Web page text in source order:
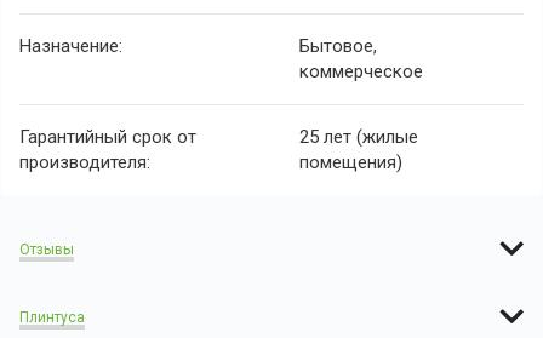
Назначение:
Бытовое,
коммерческое
Гарантийный срок от
производителя:
25 лет (жилые
помещения)
Отзывы
Плинтуса